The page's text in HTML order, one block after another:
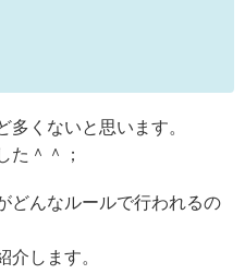
多くないと思います。
た＾＾；
どんなルールで行われるの
介します。